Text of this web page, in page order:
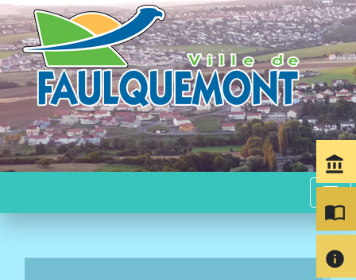
menu
account_balance
import_contacts
info